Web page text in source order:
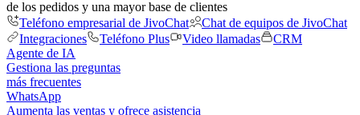
de los pedidos y una mayor base de clientes
Teléfono empresarial de JivoChat
Chat de equipos de JivoChat
Integraciones
Teléfono Plus Video llamadas
CRM
Agente de IA
Gestiona las preguntas
más frecuentes
WhatsApp
Aumenta las ventas y ofrece asistencia